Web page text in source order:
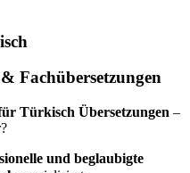
Fachübersetzungen
Türkisch Übersetzungen –
und beglaubigte